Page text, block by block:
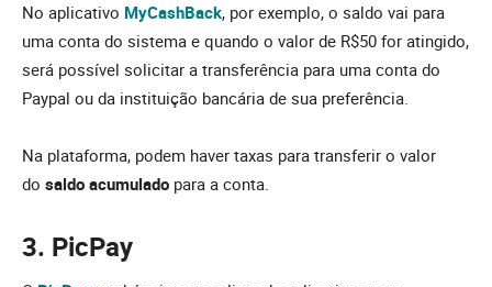
No aplicativo MyCashBack, por exemplo, o saldo vai para
uma conta do sistema e quando o valor de R$50 for atingido,
será possível solicitar a transferência para uma conta do
Paypal ou da instituição bancária de sua preferência.
Na plataforma, podem haver taxas para transferir o valor
do saldo acumulado para a conta.
3. PicPay